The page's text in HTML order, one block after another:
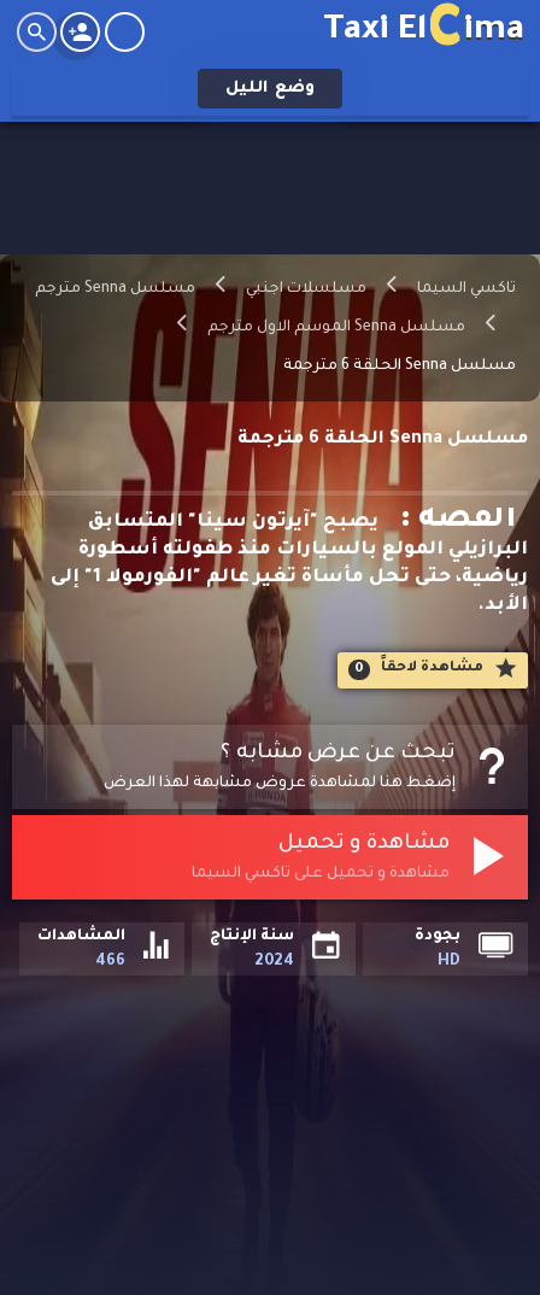
Taxi ElCima
وضع الليل
تاكسي السيما مسلسلات اجنبي مسلسل Senna مترجم
مسلسل Senna الموسم الاول مترجم
مسلسل Senna الحلقة 6 مترجمة
مسلسل Senna الحلقة 6 مترجمة
القصه :
يصبح "آيرتون سينا" المتسابق
البرازيلي المولع بالسيارات منذ طفولته أسطورة
رياضية، حتى تحل مأساة تغير عالم "الفورمولا 1" إلى
الأبد.
مشاهدة لاحقاََ 0
تبحث عن عرض مشابه ؟
إضغط هنا لمشاهدة عروض مشابهة لهذا العرض
مشاهدة و تحميل
مشاهدة و تحميل على تاكسي السيما
بجودة
HD
سنة الإنتاج
2024
المشاهدات
466